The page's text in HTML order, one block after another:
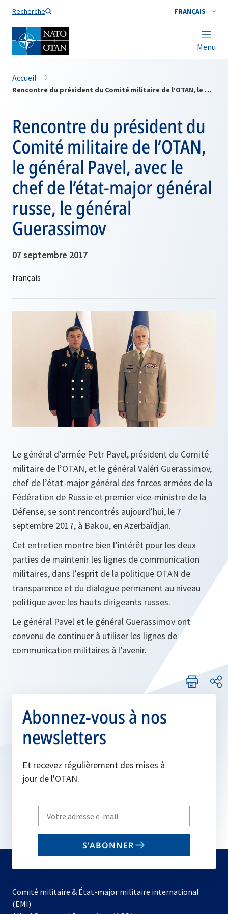
Recherche FRANÇAIS
Menu
Nom de famille*
Accueil
Rencontre du président du Comité militaire de l’OTAN, le général Pavel, avec le chef de l’état-major général russe, le général Guerassimov
Rencontre du président du
Comité militaire de l’OTAN,
le général Pavel, avec le
chef de l’état-major général
russe, le général
Guerassimov
07 septembre 2017
Le général d’armée Petr Pavel, président du Comité
militaire de l’OTAN, et le général Valéri Guerassimov,
chef de l’état-major général des forces armées de la
Fédération de Russie et premier vice-ministre de la
Défense, se sont rencontrés aujourd’hui, le 7
septembre 2017, à Bakou, en Azerbaïdjan.
Cet entretien montre bien l’intérêt pour les deux
parties de maintenir les lignes de communication
militaires, dans l’esprit de la politique OTAN de
transparence et du dialogue permanent au niveau
politique avec les hauts dirigeants russes.
Le général Pavel et le général Guerassimov ont
convenu de continuer à utiliser les lignes de
communication militaires à l’avenir.
Abonnez-vous à nos
newsletters
Et recevez régulièrement des mises à
jour de l'OTAN.
Write
your
email
S'ABONNER
Comité militaire & État-major militaire international
(EMI)